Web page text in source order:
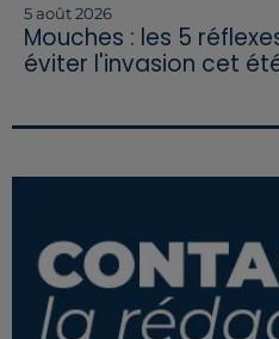
5 août 2026
Mouches : les 5
éviter l'invasion cet